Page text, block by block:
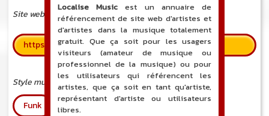
Site web
https://www.malkafamily.fr
Style musical
Funk
Soul
Localise Music est un annuaire de
référencement de site web d'artistes et
d'artistes dans la musique totalement
gratuit. Que ça soit pour les usagers
visiteurs (amateur de musique ou
professionnel de la musique) ou pour
les utilisateurs qui référencent les
artistes, que ça soit en tant qu'artiste,
représentant d'artiste ou utilisateurs
libres.